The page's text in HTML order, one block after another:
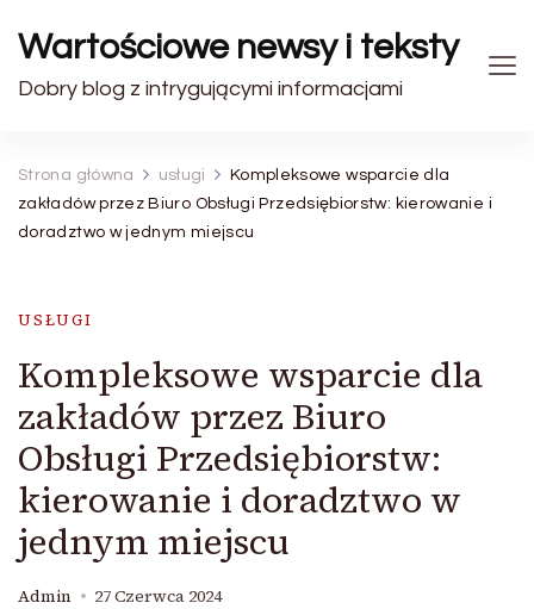
Wartościowe newsy i teksty
Dobry blog z intrygującymi informacjami
Strona główna usługi
Kompleksowe wsparcie dla
zakładów przez Biuro Obsługi Przedsiębiorstw: kierowanie i
doradztwo w jednym miejscu
USŁUGI
Kompleksowe wsparcie dla
zakładów przez Biuro
Obsługi Przedsiębiorstw:
kierowanie i doradztwo w
jednym miejscu
Admin 27 Czerwca 2024